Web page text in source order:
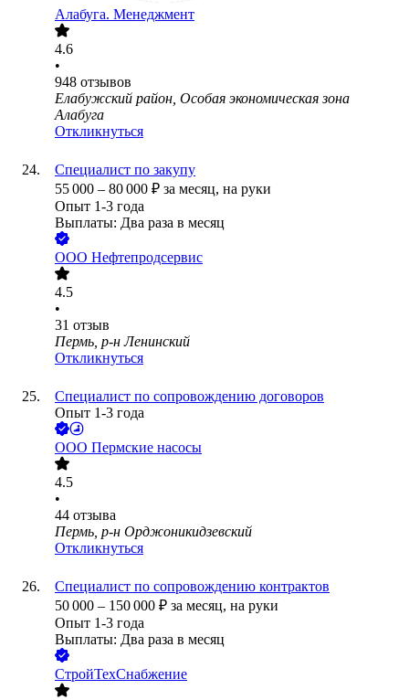
Алабуга. Менеджмент
4.6
•
948 отзывов
Елабужский район, Особая экономическая зона
Алабуга
Откликнуться
Специалист по закупу
55 000 – 80 000 ₽ за месяц, на руки
Опыт 1-3 года
Выплаты: Два раза в месяц
ООО Нефтепродсервис
4.5
•
31 отзыв
Пермь, р-н Ленинский
Откликнуться
Специалист по сопровождению договоров
Опыт 1-3 года
ООО Пермские насосы
4.5
•
44 отзыва
Пермь, р-н Орджоникидзевский
Откликнуться
Специалист по сопровождению контрактов
50 000 – 150 000 ₽ за месяц, на руки
Опыт 1-3 года
Выплаты: Два раза в месяц
СтройТехСнабжение